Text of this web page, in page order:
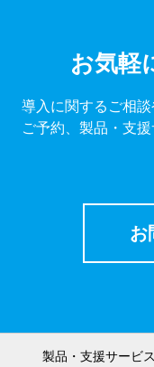
お気軽
導入に関するご相
ご予約、製品・支
お
製品・支援サービス